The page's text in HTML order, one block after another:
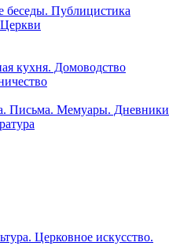
Публицистика
кухня. Домоводство
Письма. Мемуары. Дневники
Церковное искусство.